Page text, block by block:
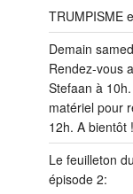
TRUMPISME
Demain
Rendez-vous
Stefaan à
matériel pour
12h. A bientôt !
Le feuilleton
épisode 2: